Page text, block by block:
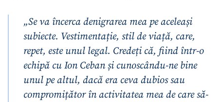
„Se va încerca denigrarea mea pe aceleași
subiecte. Vestimentație, stil de viață, care,
repet, este unul legal. Credeți că, fiind într-o
echipă cu Ion Ceban și cunoscându-ne bine
unul pe altul, dacă era ceva dubios sau
compromițător în activitatea mea de care să-